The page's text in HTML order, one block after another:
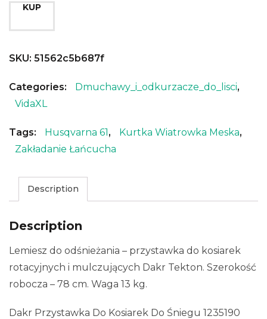
KUP
SKU: 51562c5b687f
Categories: Dmuchawy_i_odkurzacze_do_lisci,
VidaXL
Tags: Husqvarna 61, Kurtka Wiatrowka Meska,
Zakładanie Łańcucha
Description
Description
Lemiesz do odśnieżania – przystawka do kosiarek
rotacyjnych i mulczujących Dakr Tekton. Szerokość
robocza – 78 cm. Waga 13 kg.
Dakr Przystawka Do Kosiarek Do Śniegu 1235190